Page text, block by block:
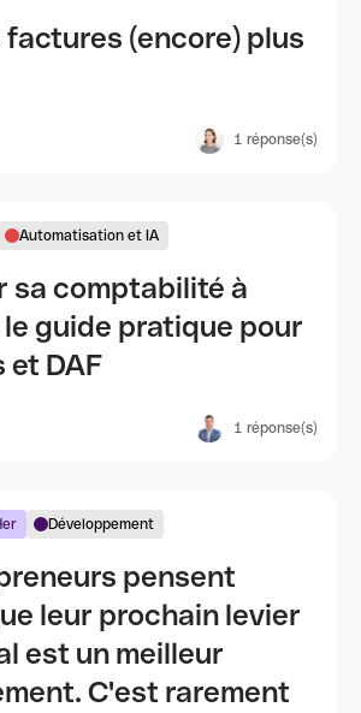
factures (encore) plus
1 réponse(s)
Automatisation et IA
sa comptabilité à
le guide pratique pour
DAF
1 réponse(s)
Développement
pensent
leur prochain levier
est un meilleur
C'est rarement